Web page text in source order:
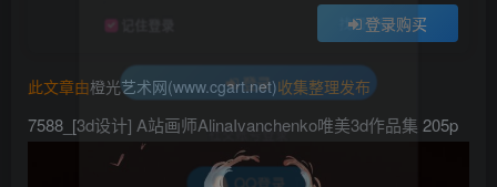
登录购买
此文章由橙光艺术网(www.cgart.net)收集整理发布
7588_[3d设计] A站画师AlinaIvanchenko唯美3d作品集 205p
记住登录 找回密码
登录
社交账号登录